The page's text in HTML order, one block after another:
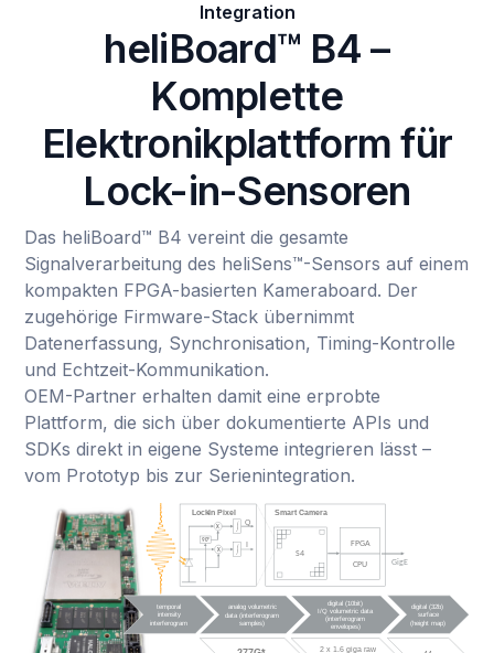
Integration
heliBoard™ B4 –
Komplette
Elektronikplattform für
Lock-in-Sensoren
Das heliBoard™ B4 vereint die gesamte
Signalverarbeitung des heliSens™-Sensors auf einem
kompakten FPGA-basierten Kameraboard. Der
zugehörige Firmware-Stack übernimmt
Datenerfassung, Synchronisation, Timing-Kontrolle
und Echtzeit-Kommunikation.
OEM-Partner erhalten damit eine erprobte
Plattform, die sich über dokumentierte APIs und
SDKs direkt in eigene Systeme integrieren lässt –
vom Prototyp bis zur Serienintegration.